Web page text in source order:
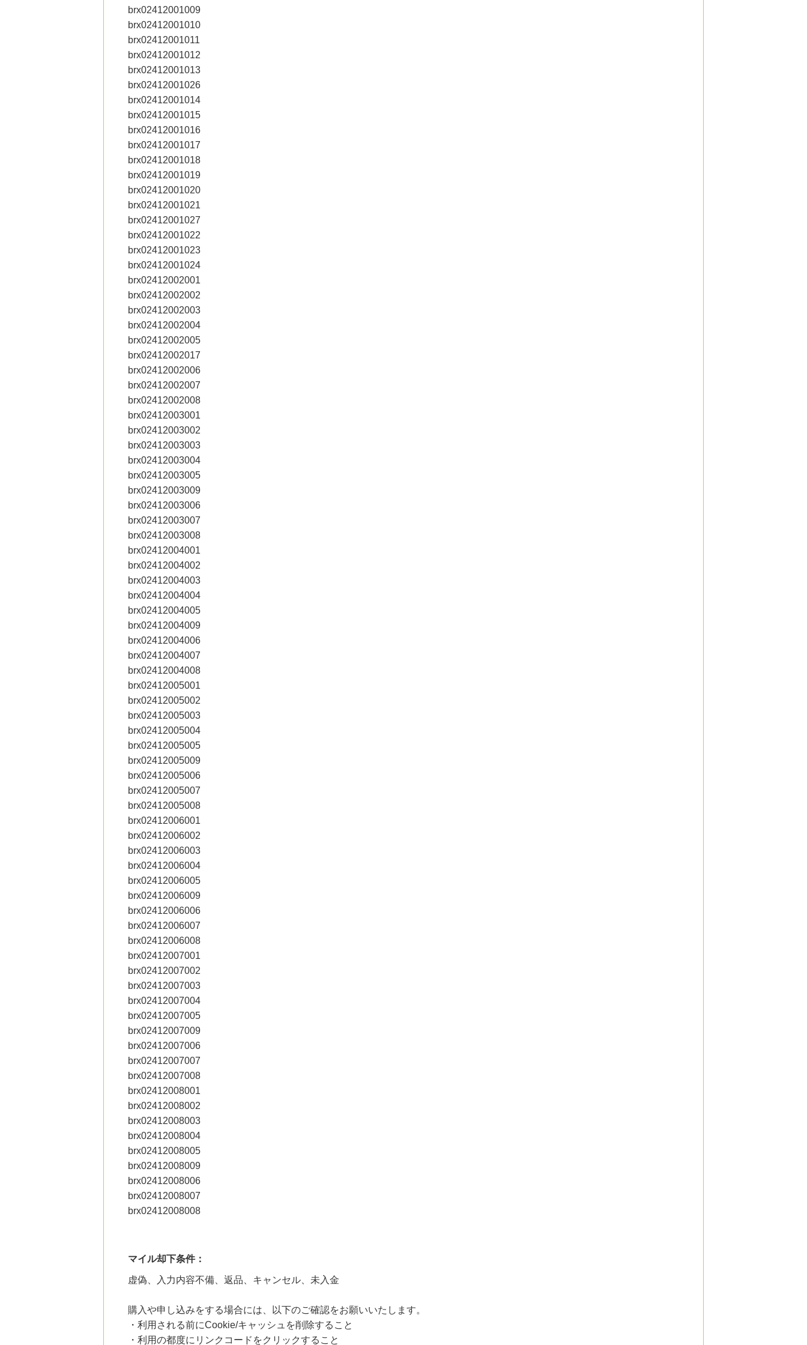
brx02412001009
brx02412001010
brx02412001011
brx02412001012
brx02412001013
brx02412001026
brx02412001014
brx02412001015
brx02412001016
brx02412001017
brx02412001018
brx02412001019
brx02412001020
brx02412001021
brx02412001027
brx02412001022
brx02412001023
brx02412001024
brx02412002001
brx02412002002
brx02412002003
brx02412002004
brx02412002005
brx02412002017
brx02412002006
brx02412002007
brx02412002008
brx02412003001
brx02412003002
brx02412003003
brx02412003004
brx02412003005
brx02412003009
brx02412003006
brx02412003007
brx02412003008
brx02412004001
brx02412004002
brx02412004003
brx02412004004
brx02412004005
brx02412004009
brx02412004006
brx02412004007
brx02412004008
brx02412005001
brx02412005002
brx02412005003
brx02412005004
brx02412005005
brx02412005009
brx02412005006
brx02412005007
brx02412005008
brx02412006001
brx02412006002
brx02412006003
brx02412006004
brx02412006005
brx02412006009
brx02412006006
brx02412006007
brx02412006008
brx02412007001
brx02412007002
brx02412007003
brx02412007004
brx02412007005
brx02412007009
brx02412007006
brx02412007007
brx02412007008
brx02412008001
brx02412008002
brx02412008003
brx02412008004
brx02412008005
brx02412008009
brx02412008006
brx02412008007
brx02412008008
マイル却下条件：
虚偽、入力内容不備、返品、キャンセル、未入金
購入や申し込みをする場合には、以下のご確認をお願いいたします。
・利用される前にCookie/キャッシュを削除すること
・利用の都度にリンクコードをクリックすること